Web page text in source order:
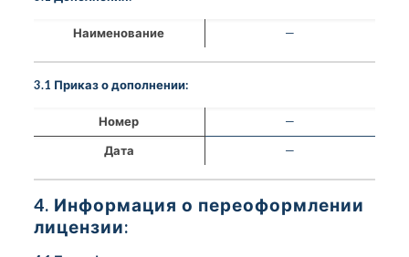
Наименование —
3.1 Приказ о дополнении:
Номер
—
Дата
—
4. Информация о переоформлении
лицензии: